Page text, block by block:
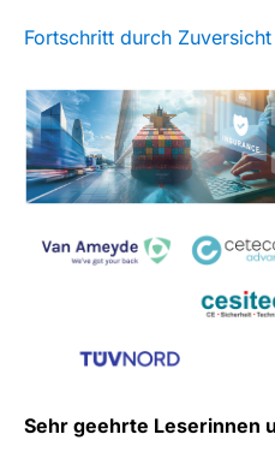
Fortschritt durch Zuversicht
Sehr geehrte Leserinnen